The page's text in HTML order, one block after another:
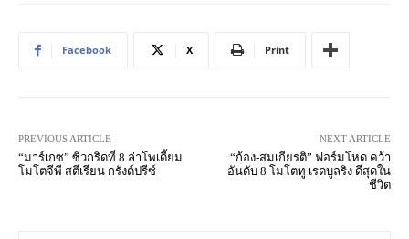
Facebook X Print
PREVIOUS ARTICLE
“มาร์เกซ” ซิวกริดที่ 8 ล่าโพเดี้ยม
โมโตจีพี สตีเรียน กรังด์ปรีซ์
NEXT ARTICLE
“ก้อง-สมเกียรติ” ฟอร์มโหด คว้า
อันดับ 8 โมโตทู เรดบูลริง ดีสุดใน
ชีวิต